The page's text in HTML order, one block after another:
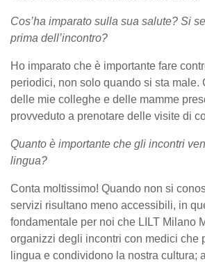
Cos’ha imparato sulla sua salute? Si
prima dell’incontro?
Ho imparato che è importante fare
periodici, non solo quando si sta male.
delle mie colleghe e delle mamme
provveduto a prenotare delle visite di
Quanto è importante che gli incontri
lingua?
Conta moltissimo! Quando non si
servizi risultano meno accessibili, in
fondamentale per noi che LILT Milano
organizzi degli incontri con medici che
lingua e condividono la nostra cultura;